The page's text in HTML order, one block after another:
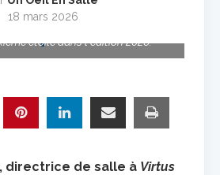
18 mars 2026
étoile dans l'édition 2026.
directrice de salle à Virtus